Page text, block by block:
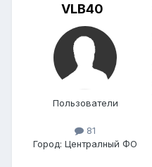
VLB40
Пользователи
81
Город: Централный ФО